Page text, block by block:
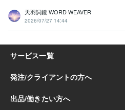
天羽詞鏡 WORD WEAVER
2026/07/27 14:44